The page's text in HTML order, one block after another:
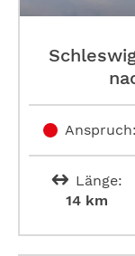
Anspruch:
Länge:
14 km